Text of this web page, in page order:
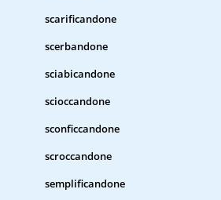
scarificandone
scerbandone
sciabicandone
scioccandone
sconficcandone
scroccandone
semplificandone